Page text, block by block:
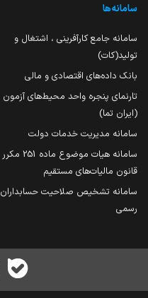
سامانه‌ها
سامانه جامع کارآفرینی ، اشتغال و
تولید(کات)
بانک داده‌های اقتصادی و مالی
تارنمای پنجره واحد محیط‌های آزمون
(ایران تما)
سامانه مدیریت خدمات دولت
سامانه هیات موضوع ماده 251 مکرر
قانون مالیات‌های مستقیم
سامانه تشخیص صلاحیت حسابداران
رسمی